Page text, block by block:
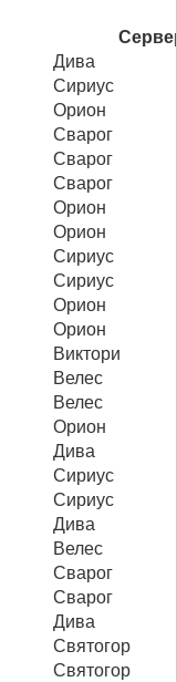
Дива
Сириус
Орион
Сварог
Сварог
Сварог
Орион
Орион
Сириус
Сириус
Орион
Орион
Виктори
Велес
Велес
Орион
Дива
Сириус
Сириус
Дива
Велес
Сварог
Сварог
Дива
Святогор
Святогор